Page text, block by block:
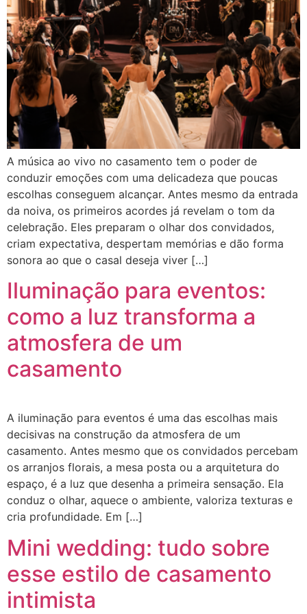
A música ao vivo no casamento tem o poder de
conduzir emoções com uma delicadeza que poucas
escolhas conseguem alcançar. Antes mesmo da entrada
da noiva, os primeiros acordes já revelam o tom da
celebração. Eles preparam o olhar dos convidados,
criam expectativa, despertam memórias e dão forma
sonora ao que o casal deseja viver […]
Iluminação para eventos:
como a luz transforma a
atmosfera de um
casamento
A iluminação para eventos é uma das escolhas mais
decisivas na construção da atmosfera de um
casamento. Antes mesmo que os convidados percebam
os arranjos florais, a mesa posta ou a arquitetura do
espaço, é a luz que desenha a primeira sensação. Ela
conduz o olhar, aquece o ambiente, valoriza texturas e
cria profundidade. Em […]
Mini wedding: tudo sobre
esse estilo de casamento
intimista